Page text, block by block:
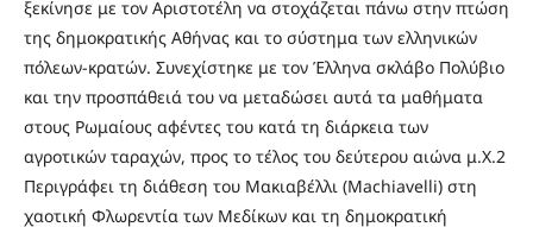
ξεκίνησε με τον Αριστοτέλη να στοχάζεται πάνω στην πτώση
της δημοκρατικής Αθήνας και το σύστημα των ελληνικών
πόλεων-κρατών. Συνεχίστηκε με τον Έλληνα σκλάβο Πολύβιο
και την προσπάθειά του να μεταδώσει αυτά τα μαθήματα
στους Ρωμαίους αφέντες του κατά τη διάρκεια των
αγροτικών ταραχών, προς το τέλος του δεύτερου αιώνα μ.Χ.2
Περιγράφει τη διάθεση του Μακιαβέλλι (Machiavelli) στη
χαοτική Φλωρεντία των Μεδίκων και τη δημοκρατική